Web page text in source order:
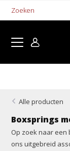
Alle producten
Boxsprings
Op zoek naar een
ons uitgebreid